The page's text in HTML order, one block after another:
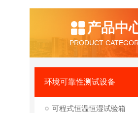
产品中
PRODUCT
环境可靠性测试设备
可程式恒温恒湿试验箱